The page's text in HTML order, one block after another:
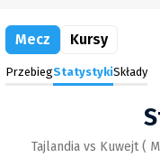
Mecz Kursy
PrzebiegStatystykiSkłady
Tajlandia vs Kuwejt (